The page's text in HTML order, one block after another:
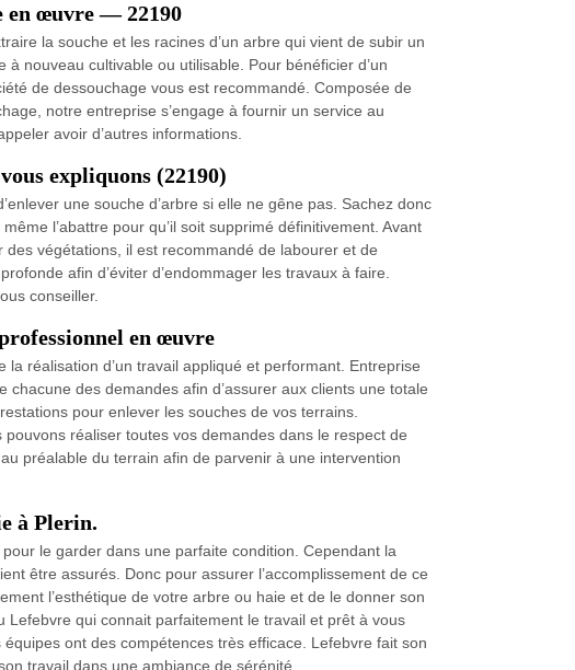
en œuvre — 22190
la souche et les racines d’un arbre qui vient de subir un
nouveau cultivable ou utilisable. Pour bénéficier d’un
de dessouchage vous est recommandé. Composée de
notre entreprise s’engage à fournir un service au
avoir d’autres informations.
expliquons (22190)
une souche d’arbre si elle ne gêne pas. Sachez donc
l’abattre pour qu’il soit supprimé définitivement. Avant
végétations, il est recommandé de labourer et de
afin d’éviter d’endommager les travaux à faire.
conseiller.
en œuvre
réalisation d’un travail appliqué et performant. Entreprise
chacune des demandes afin d’assurer aux clients une totale
pour enlever les souches de vos terrains.
réaliser toutes vos demandes dans le respect de
préalable du terrain afin de parvenir à une intervention
à Plerin.
le garder dans une parfaite condition. Cependant la
être assurés. Donc pour assurer l’accomplissement de ce
l’esthétique de votre arbre ou haie et de le donner son
Lefebvre qui connait parfaitement le travail et prêt à vous
ont des compétences très efficace. Lefebvre fait son
travail dans une ambiance de sérénité.